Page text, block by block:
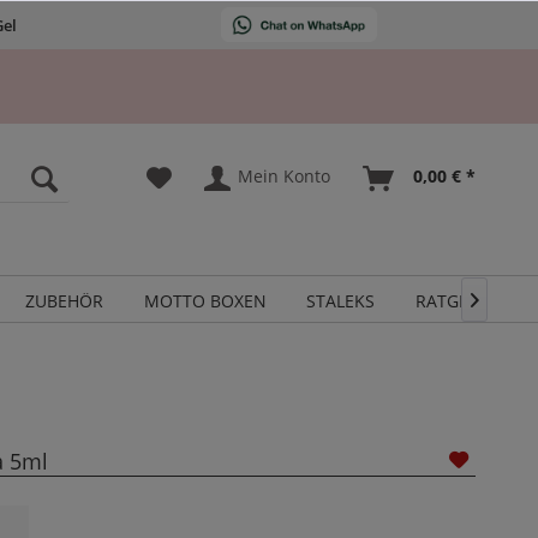
Mein Konto 0,00 € *
ZUBEHÖR MOTTO BOXEN STALEKS RATGEBER

5ml